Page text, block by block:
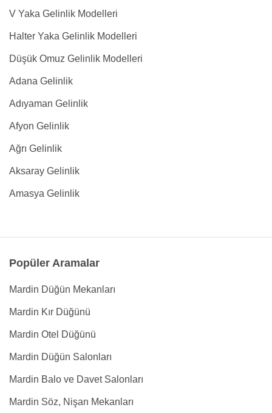
V Yaka Gelinlik Modelleri
Halter Yaka Gelinlik Modelleri
Düşük Omuz Gelinlik Modelleri
Adana Gelinlik
Adıyaman Gelinlik
Afyon Gelinlik
Ağrı Gelinlik
Aksaray Gelinlik
Amasya Gelinlik
Popüler Aramalar
Mardin Düğün Mekanları
Mardin Kır Düğünü
Mardin Otel Düğünü
Mardin Düğün Salonları
Mardin Balo ve Davet Salonları
Mardin Söz, Nişan Mekanları